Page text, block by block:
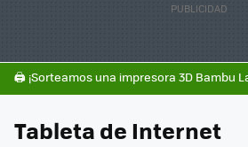
🖨️ ¡Sorteamos una impresora 3D Bambu
Tableta de Internet